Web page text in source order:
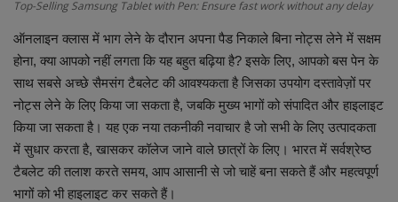
Entertainment
Hindi Sahitya
Life Style
Health
Top-Selling Samsung Tablet with Pen: Ensure fast work without any delay
ऑनलाइन क्लास में भाग लेने के दौरान अपना पैड निकाले बिना नोट्स लेने में सक्षम
होना, क्या आपको नहीं लगता कि यह बहुत बढ़िया है? इसके लिए, आपको बस पेन के
साथ सबसे अच्छे सैमसंग टैबलेट की आवश्यकता है जिसका उपयोग दस्तावेज़ों पर
नोट्स लेने के लिए किया जा सकता है, जबकि मुख्य भागों को संपादित और हाइलाइट
किया जा सकता है। यह एक नया तकनीकी नवाचार है जो सभी के लिए उत्पादकता
में सुधार करता है, खासकर कॉलेज जाने वाले छात्रों के लिए। भारत में सर्वश्रेष्ठ
टैबलेट की तलाश करते समय, आप आसानी से जो चाहें बना सकते हैं और महत्वपूर्ण
भागों को भी हाइलाइट कर सकते हैं।